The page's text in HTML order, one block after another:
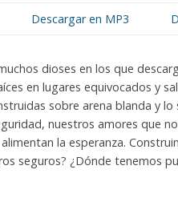
Descargar en MP3
dioses en los que
en lugares equivocados y
sobre arena blanda y lo
nuestros amores que
la esperanza.
seguros? ¿Dónde tenemos